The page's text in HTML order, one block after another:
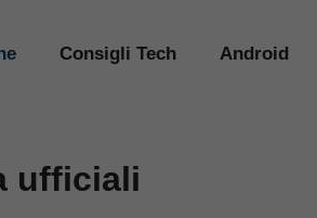
Consigli Tech Android
ufficiali